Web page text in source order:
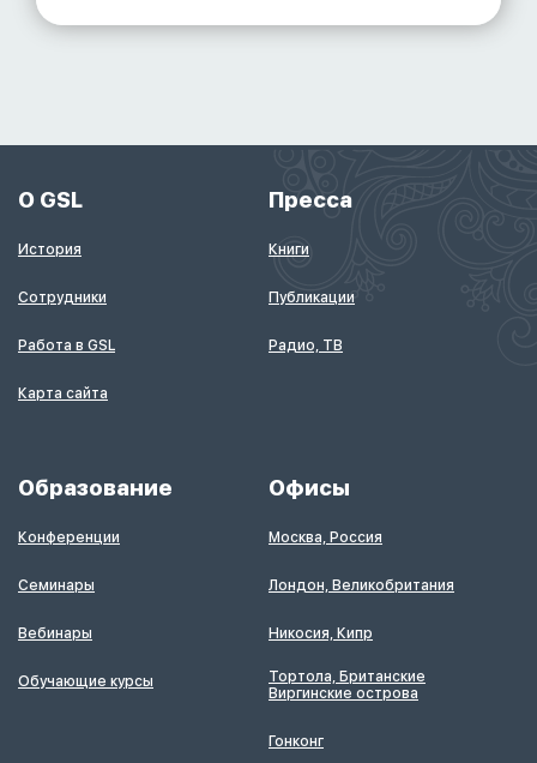
О GSL
История
Сотрудники
Работа в GSL
Карта сайта
Пресса
Книги
Публикации
Радио, ТВ
Образование
Конференции
Семинары
Вебинары
Обучающие курсы
Офисы
Москва, Россия
Лондон, Великобритания
Никосия, Кипр
Тортола, Британские
Виргинские острова
Гонконг